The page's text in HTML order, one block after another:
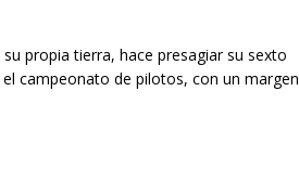
su propia tierra, hace presagiar su sexto
campeonato de pilotos, con un margen